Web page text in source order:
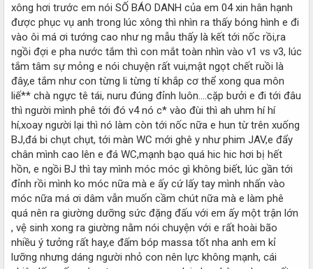
xông hơi trước em nói SỐ BÁO DANH của em 04 xin hân hạnh
được phục vụ anh trong lúc xông thì nhìn ra thấy bóng hình e đi
vào ôi má ơi tướng cao như ng mẫu thấy là kết tới nốc rồi,ra
ngồi đợi e pha nước tắm thì con mắt toàn nhìn vào v1 vs v3, lúc
tắm tâm sự mỏng e nói chuyện rất vui,mật ngọt chết ruồi là
đây,e tắm như con từng li từng tí khắp cơ thể xong qua môn
liế** chà ngực tê tái, nuru đúng đỉnh luôn....cặp bưởi e đi tới đâu
thì người mình phê tới đó v4 nó c* vào đùi thì ah uhm hí hí
hí,xoay người lại thì nó làm còn tới nốc nữa e hun từ trên xuống
BJ,đá bi chụt chụt, tới màn WC mới ghê y như phim JAV,e đẩy
chân mình cao lên e đá WC,mạnh bạo quá hic hic hơi bị hết
hồn, e ngồi BJ thì tay mình móc móc gì không biết, lúc gần tới
đỉnh rồi mình ko móc nữa mà e ấy cứ lấy tay mình nhấn vào
móc nữa má ơi dâm vẫn muốn cầm chút nữa mà e làm phê
quá nên ra giường dưỡng sức đặng đấu với em ấy một trận lớn
, vệ sinh xong ra giường nằm nói chuyện với e rất hoài bão
nhiều ý tưởng rất hay,e đấm bóp massa tốt nha anh em kỉ
lưỡng nhưng dáng người nhỏ con nên lực không mạnh, cái